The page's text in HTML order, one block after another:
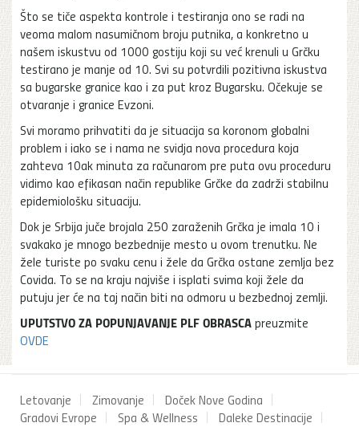
Što se tiče aspekta kontrole i testiranja ono se radi na
veoma malom nasumičnom broju putnika, a konkretno u
našem iskustvu od 1000 gostiju koji su već krenuli u Grčku
testirano je manje od 10. Svi su potvrdili pozitivna iskustva
sa bugarske granice kao i za put kroz Bugarsku. Očekuje se
otvaranje i granice Evzoni.
Svi moramo prihvatiti da je situacija sa koronom globalni
problem i iako se i nama ne svidja nova procedura koja
zahteva 10ak minuta za računarom pre puta ovu proceduru
vidimo kao efikasan način republike Grčke da zadrži stabilnu
epidemiološku situaciju.
Dok je Srbija juče brojala 250 zaraženih Grčka je imala 10 i
svakako je mnogo bezbednije mesto u ovom trenutku. Ne
žele turiste po svaku cenu i žele da Grčka ostane zemlja bez
Covida. To se na kraju najviše i isplati svima koji žele da
putuju jer će na taj način biti na odmoru u bezbednoj zemlji.
UPUTSTVO ZA POPUNJAVANJE PLF OBRASCApreuzmite
OVDE
Letovanje Zimovanje
Doček Nove Godina
Gradovi Evrope
Spa & Wellness Daleke Destinacije